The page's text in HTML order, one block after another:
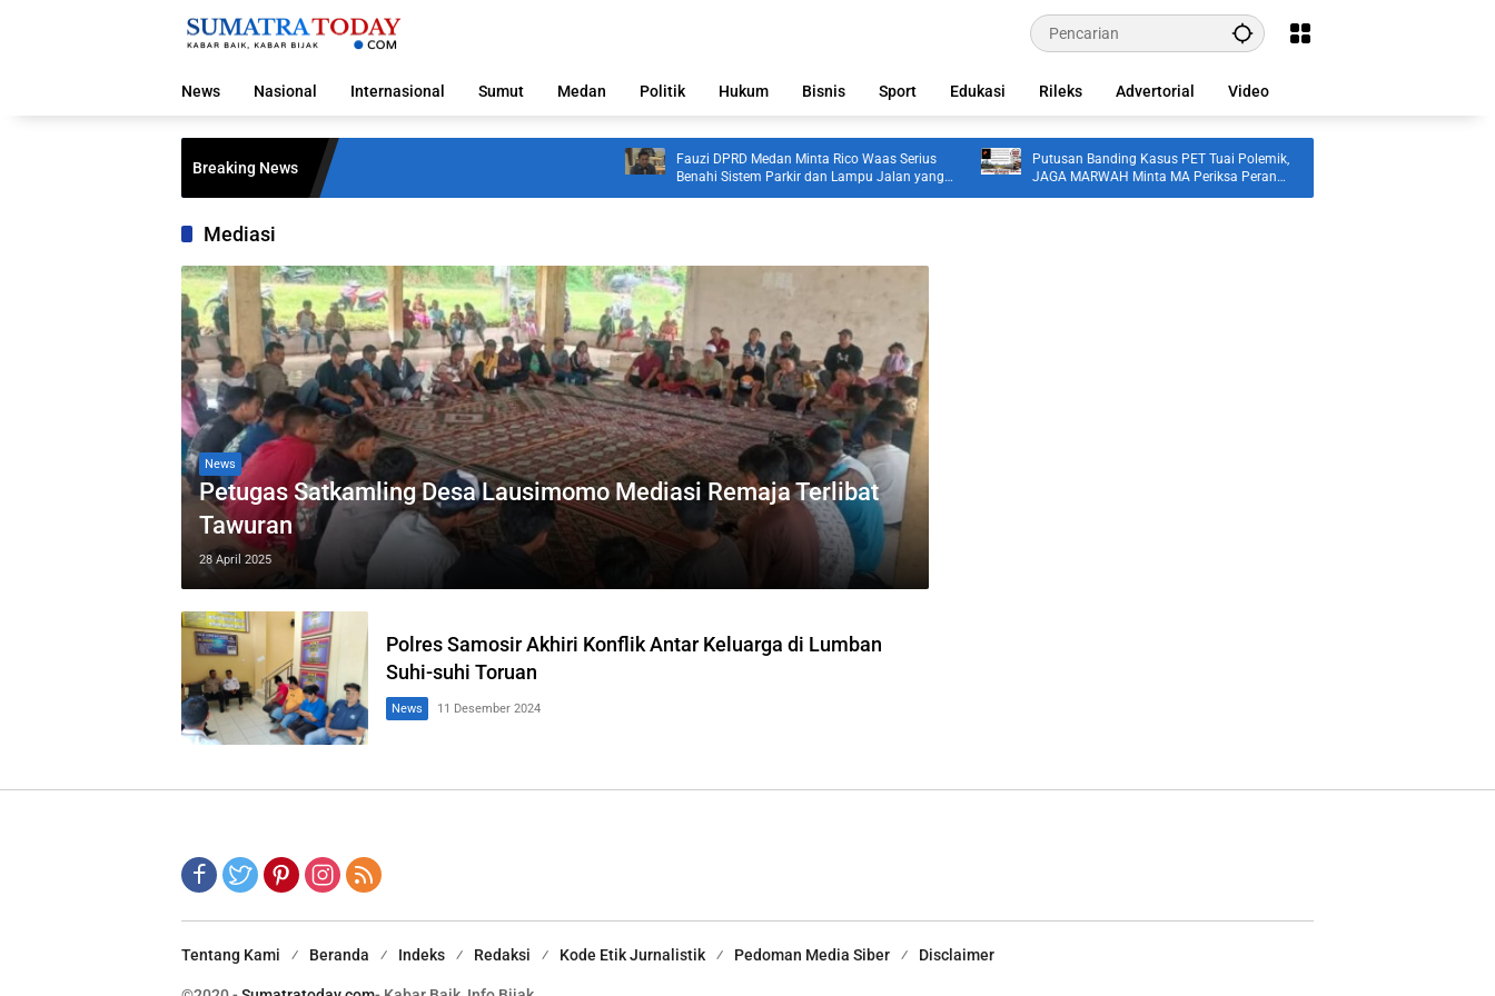
News
Nasional Internasional Sumut Medan Politik Hukum Bisnis Sport Edukasi Rileks Advertorial Video
Breaking News
Fauzi DPRD Medan Minta Rico Waas Serius
Benahi Sistem Parkir dan Lampu Jalan yang
Padam
Putusan Banding Kasus PET Tuai Polemik,
JAGA MARWAH Minta MA Periksa Peran
Bakrie Group
Mediasi
News
Petugas Satkamling Desa Lausimomo Mediasi Remaja Terlibat
Tawuran
28 April 2025
Polres Samosir Akhiri Konflik Antar Keluarga di Lumban
Suhi-suhi Toruan
News 11 Desember 2024
Tentang Kami Beranda Indeks Redaksi Kode Etik Jurnalistik Pedoman Media Siber Disclaimer